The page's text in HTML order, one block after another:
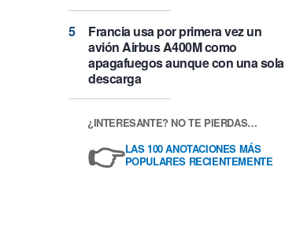
Francia usa por primera vez un
avión Airbus A400M como
apagafuegos aunque con una sola
descarga
¿INTERESANTE? NO TE PIERDAS…
👉LAS 100 ANOTACIONES MÁS
POPULARES RECIENTEMENTE